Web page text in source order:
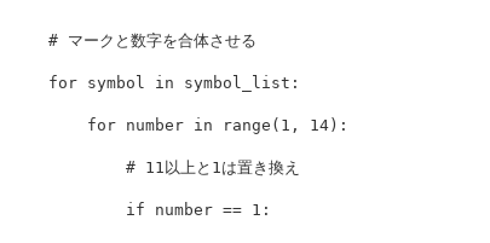
    # マークと数字を合体させる
    for symbol in symbol_list:
        for number in range(1, 14):
            # 11以上と1は置き換え
            if number == 1: